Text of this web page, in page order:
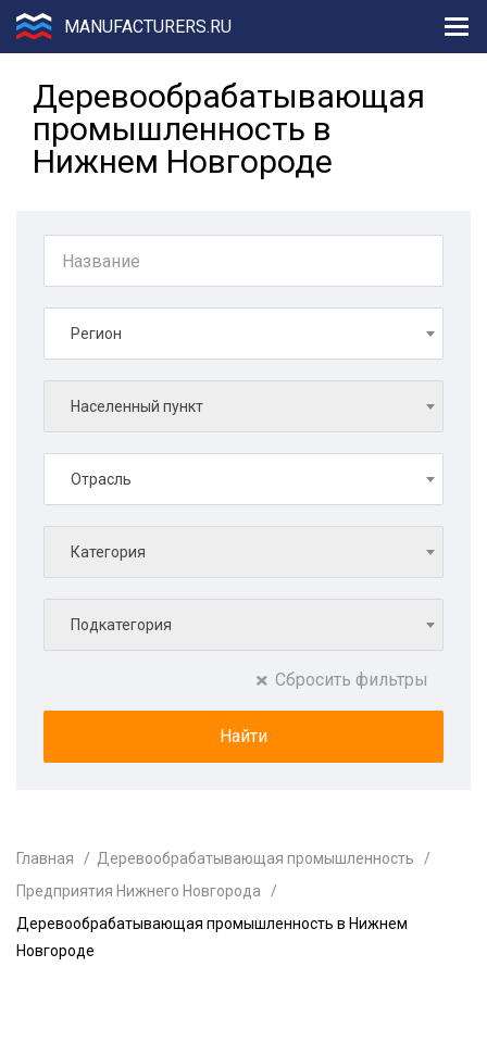
MANUFACTURERS.RU
Деревообрабатывающая
промышленность в
Нижнем Новгороде
Регион
Населенный пункт
Отрасль
Категория
Подкатегория
Сбросить фильтры
Главная
Деревообрабатывающая промышленность
Предприятия Нижнего Новгорода
Деревообрабатывающая промышленность в Нижнем
Новгороде